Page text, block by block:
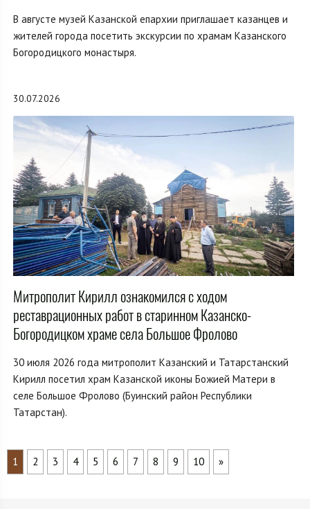
В августе музей Казанской епархии приглашает казанцев и
жителей города посетить экскурсии по храмам Казанского
Богородицкого монастыря.
30.07.2026
Митрополит Кирилл ознакомился с ходом
реставрационных работ в старинном Казанско-
Богородицком храме села Большое Фролово
30 июля 2026 года митрополит Казанский и Татарстанский
Кирилл посетил храм Казанской иконы Божией Матери в
селе Большое Фролово (Буинский район Республики
Татарстан).
1 2 3 4 5 6 7 8 9 10 »